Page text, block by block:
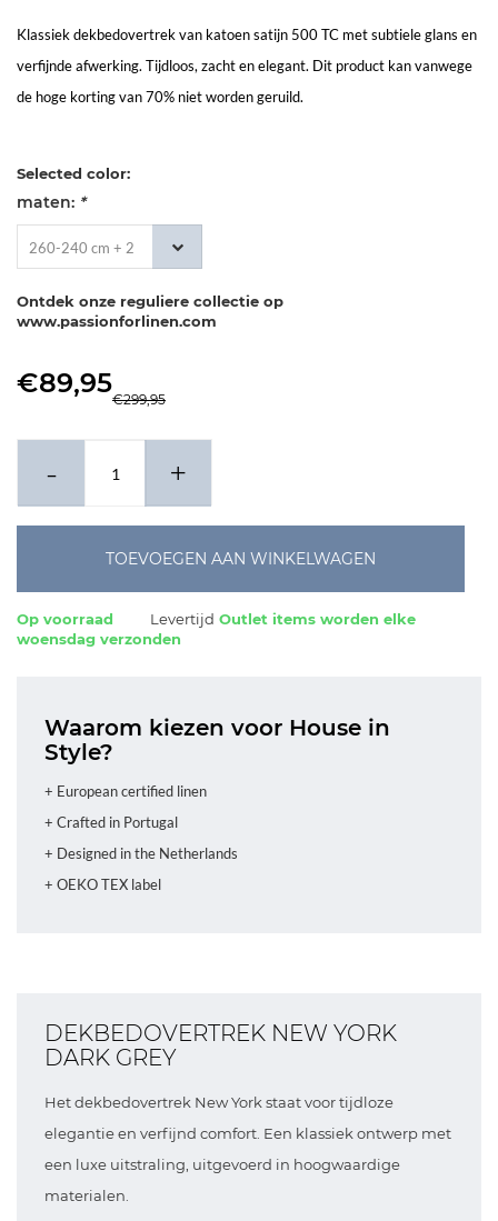
Klassiek dekbedovertrek van katoen satijn 500 TC met subtiele glans en
verfijnde afwerking. Tijdloos, zacht en elegant. Dit product kan vanwege
de hoge korting van 70% niet worden geruild.
Selected color:
maten: *
260-240 cm + 2
x 60-70 cm
Ontdek onze reguliere collectie op
www.passionforlinen.com
€89,95
€299,95
- +
TOEVOEGEN AAN WINKELWAGEN
Op voorraad Levertijd Outlet items worden elke
woensdag verzonden
Waarom kiezen voor House in
Style?
+ European certified linen
+ Crafted in Portugal
+ Designed in the Netherlands
+ OEKO TEX label
DEKBEDOVERTREK NEW YORK
DARK GREY
Het dekbedovertrek New York staat voor tijdloze
elegantie en verfijnd comfort. Een klassiek ontwerp met
een luxe uitstraling, uitgevoerd in hoogwaardige
materialen.